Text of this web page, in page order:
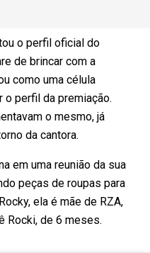
o perfil oficial do
de brincar com a
como uma célula
o perfil da premiação.
o mesmo, já
da cantora.
em uma reunião da sua
peças de roupas para
ela é mãe de RZA,
Rocki, de 6 meses.